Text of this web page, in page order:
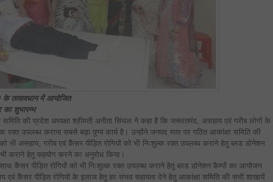
के तत्वावधान में आयोजित
का शुभारम्भ
की प्रदेश अध्यक्षा श्रीमती अनीता सिंघल ने कहा है कि जरूरतमंद, असहाय एवं गरीब लोगों के
रक्त उपलब्ध कराना सबसे बड़ा पुण्य कार्य है। उन्होंने जनपद स्तर पर गठित आकांक्षा समिति की
असहाय, गरीब एवं कैंसर पीड़ित रोगियों को भी निःशुल्क रक्त उपलब्ध कराने हेतु ब्लड डोनेशन
कराने हेतु सहयोग करने का अनुरोध किया।
कैंसर पीड़ित रोगियों को भी निःशुल्क रक्त उपलब्ध कराने हेतु ब्लड डोनेशन कैम्पों का आयोजन
एवं कैंसर पीड़ित रोगियों के इलाज हेतु हर संभव सहायता देने हेतु आकांक्षा समिति की सभी शाखायें